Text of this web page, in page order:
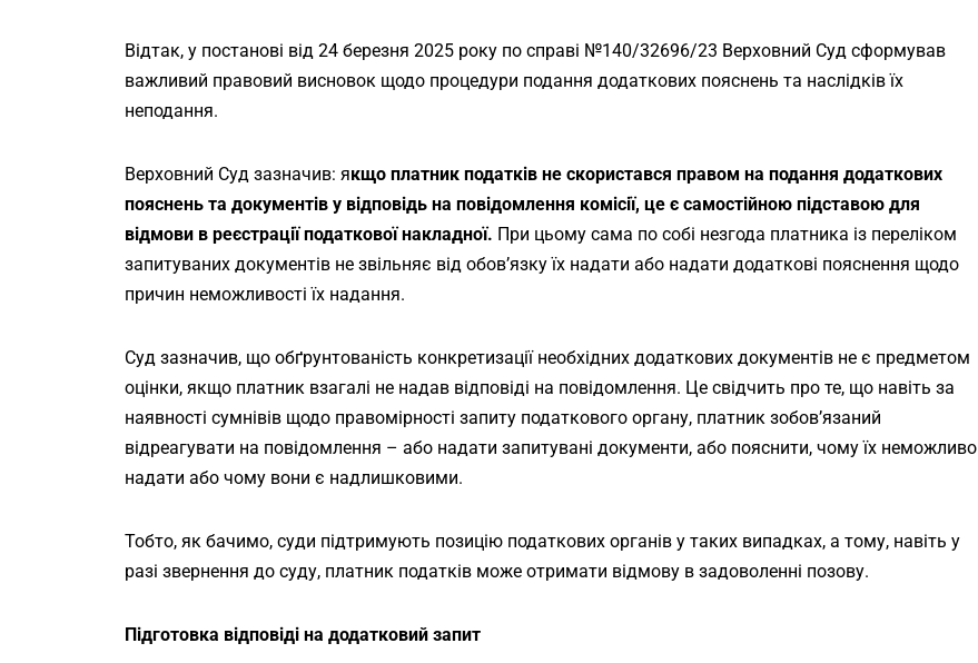
Відтак, у постанові від 24 березня 2025 року по справі №140/32696/23 Верховний Суд сформував
важливий правовий висновок щодо процедури подання додаткових пояснень та наслідків їх
неподання.
Верховний Суд зазначив: якщо платник податків не скористався правом на подання додаткових
пояснень та документів у відповідь на повідомлення комісії, це є самостійною підставою для
відмови в реєстрації податкової накладної. При цьому сама по собі незгода платника із переліком
запитуваних документів не звільняє від обов’язку їх надати або надати додаткові пояснення щодо
причин неможливості їх надання.
Суд зазначив, що обґрунтованість конкретизації необхідних додаткових документів не є предметом
оцінки, якщо платник взагалі не надав відповіді на повідомлення. Це свідчить про те, що навіть за
наявності сумнівів щодо правомірності запиту податкового органу, платник зобов’язаний
відреагувати на повідомлення – або надати запитувані документи, або пояснити, чому їх неможливо
надати або чому вони є надлишковими.
Тобто, як бачимо, суди підтримують позицію податкових органів у таких випадках, а тому, навіть у
разі звернення до суду, платник податків може отримати відмову в задоволенні позову.
Підготовка відповіді на додатковий запит